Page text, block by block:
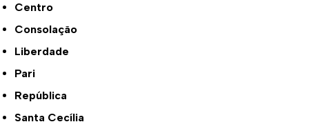
Centro
Consolação
Liberdade
Pari
República
Santa Cecília